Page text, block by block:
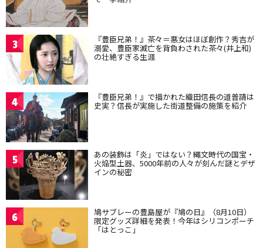
3 『豊臣兄弟！』茶々＝悪女はほぼ創作？秀吉が
溺愛、豊臣家滅亡を背負わされた茶々(井上和)
の壮絶すぎる生涯
4 『豊臣兄弟！』で描かれた織田信長の道普請は
史実？信長が実施した街道整備の施策を紹介
5 あの装飾は「炎」ではない？縄文時代の国宝・
火焔型土器、5000年前の人々が刻んだ謎とデザ
インの秘密
6 鳩サブレーの豊島屋が『鳩の日』（8月10日）
限定グッズ詳細を発表！今年はシリコンポーチ
「はとっこ」